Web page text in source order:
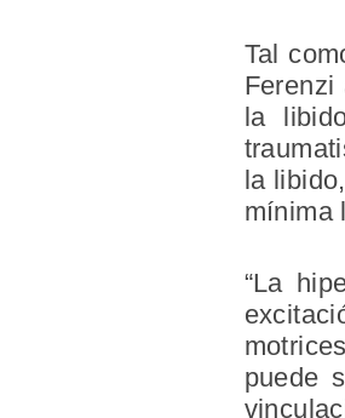
Tal
la
la
mínima
“La
puede